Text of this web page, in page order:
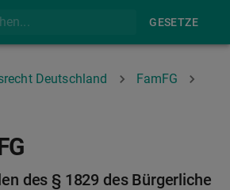
GESETZE
Deutschland
FamFG
des § 1829 des Bürgerliche